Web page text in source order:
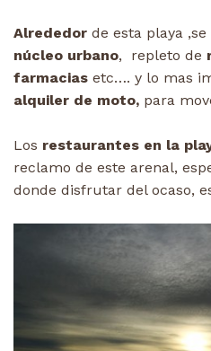
Alrededor de esta playa
núcleo urbano, repleto de
farmacias etc…. y lo mas
alquiler de moto, para
Los restaurantes en la
reclamo de este arenal,
donde disfrutar del ocaso,